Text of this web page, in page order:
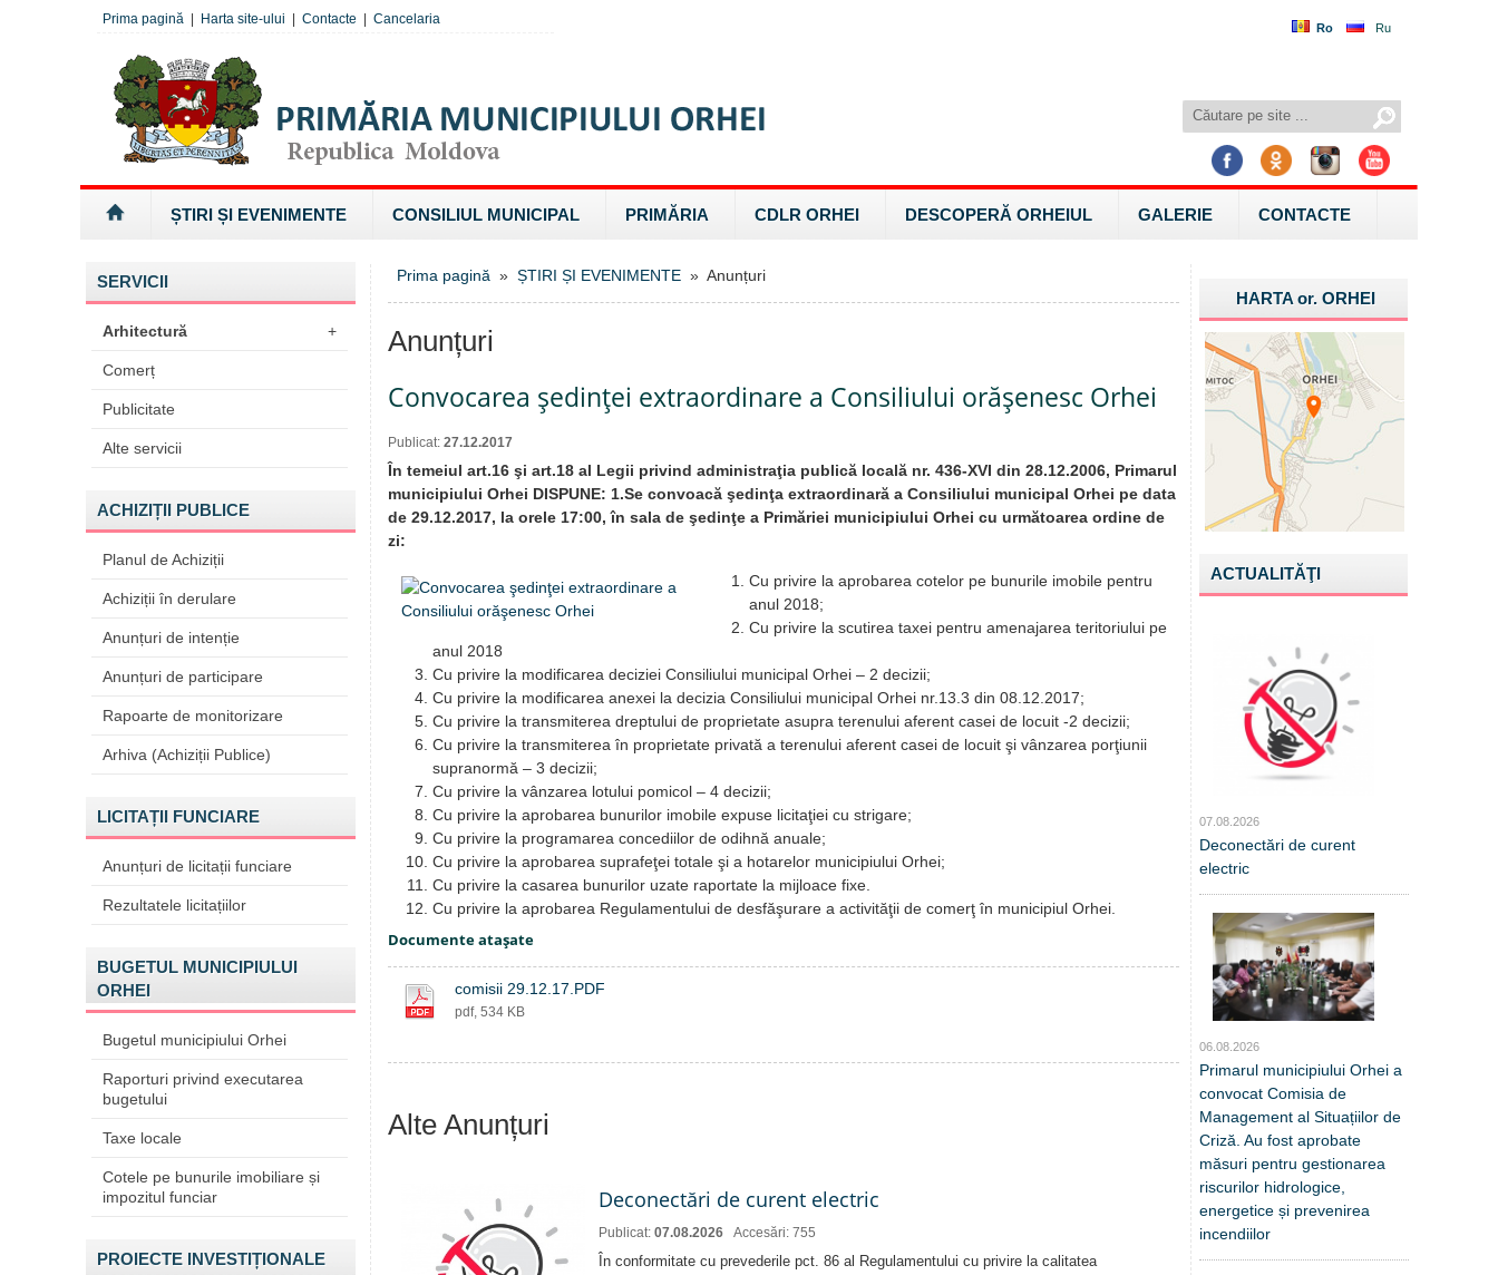
Ro Ru
Prima pagină Harta site-ului Contacte Cancelaria
ȘTIRI ȘI EVENIMENTE CONSILIUL MUNICIPAL PRIMĂRIA CDLR ORHEI DESCOPERĂ ORHEIUL GALERIE CONTACTE
SERVICII
Arhitectură +
Comerț
Publicitate
Alte servicii
ACHIZIȚII PUBLICE
Planul de Achiziții
Achiziții în derulare
Anunțuri de intenție
Anunțuri de participare
Rapoarte de monitorizare
Arhiva (Achiziții Publice)
LICITAȚII FUNCIARE
Anunțuri de licitații funciare
Rezultatele licitațiilor
BUGETUL MUNICIPIULUI
ORHEI
Bugetul municipiului Orhei
Raporturi privind executarea
bugetului
Taxe locale
Cotele pe bunurile imobiliare și
impozitul funciar
PROIECTE INVESTIȚIONALE
Prima pagină » ȘTIRI ȘI EVENIMENTE » Anunțuri
Anunțuri
Convocarea şedinţei extraordinare a Consiliului orăşenesc Orhei
Publicat: 27.12.2017
În temeiul art.16 şi art.18 al Legii privind administraţia publică locală nr. 436-XVI din 28.12.2006, Primarul
municipiului Orhei DISPUNE: 1.Se convoacă şedinţa extraordinară a Consiliului municipal Orhei pe data
de 29.12.2017, la orele 17:00, în sala de şedinţe a Primăriei municipiului Orhei cu următoarea ordine de
zi:
Cu privire la aprobarea cotelor pe bunurile imobile pentru
anul 2018;
Cu privire la scutirea taxei pentru amenajarea teritoriului pe
anul 2018
Cu privire la modificarea deciziei Consiliului municipal Orhei – 2 decizii;
Cu privire la modificarea anexei la decizia Consiliului municipal Orhei nr.13.3 din 08.12.2017;
Cu privire la transmiterea dreptului de proprietate asupra terenului aferent casei de locuit -2 decizii;
Cu privire la transmiterea în proprietate privată a terenului aferent casei de locuit şi vânzarea porţiunii
supranormă – 3 decizii;
Cu privire la vânzarea lotului pomicol – 4 decizii;
Cu privire la aprobarea bunurilor imobile expuse licitaţiei cu strigare;
Cu privire la programarea concediilor de odihnă anuale;
Cu privire la aprobarea suprafeţei totale şi a hotarelor municipiului Orhei;
Cu privire la casarea bunurilor uzate raportate la mijloace fixe.
Cu privire la aprobarea Regulamentului de desfăşurare a activităţii de comerţ în municipiul Orhei.
Documente ataşate
comisii 29.12.17.PDF
pdf, 534 KB
Alte Anunțuri
Deconectări de curent electric
Publicat: 07.08.2026 Accesări: 755
În conformitate cu prevederile pct. 86 al Regulamentului cu privire la calitatea
HARTA or.ORHEI
ACTUALITĂŢI
07.08.2026
Deconectări de curent
electric
06.08.2026
Primarul municipiului Orhei a
convocat Comisia de
Management al Situațiilor de
Criză. Au fost aprobate
măsuri pentru gestionarea
riscurilor hidrologice,
energetice și prevenirea
incendiilor